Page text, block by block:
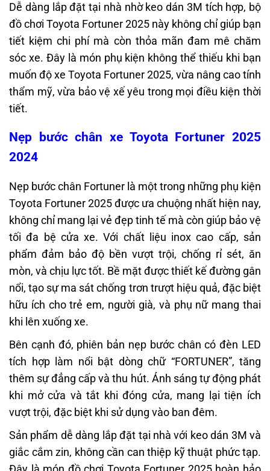
Dễ dàng lắp đặt tại nhà nhờ keo dán 3M tích hợp, bộ
đồ chơi Toyota Fortuner 2025 này không chỉ giúp bạn
tiết kiệm chi phí mà còn thỏa mãn đam mê chăm
sóc xe. Đây là món phụ kiện không thể thiếu khi bạn
muốn độ xe Toyota Fortuner 2025, vừa nâng cao tính
thẩm mỹ, vừa bảo vệ xế yêu trong mọi điều kiện thời
tiết.
Nẹp bước chân xe Toyota Fortuner 2025
2024
Nẹp bước chân Fortuner là một trong những phụ kiện
Toyota Fortuner 2025 được ưa chuộng nhất hiện nay,
không chỉ mang lại vẻ đẹp tinh tế mà còn giúp bảo vệ
tối đa bệ cửa xe. Với chất liệu inox cao cấp, sản
phẩm đảm bảo độ bền vượt trội, chống rỉ sét, ăn
mòn, và chịu lực tốt. Bề mặt được thiết kế đường gân
nổi, tạo sự ma sát chống trơn trượt hiệu quả, đặc biệt
hữu ích cho trẻ em, người già, và phụ nữ mang thai
khi lên xuống xe.
Bên cạnh đó, phiên bản nẹp bước chân có đèn LED
tích hợp làm nổi bật dòng chữ “FORTUNER”, tăng
thêm sự đẳng cấp và thu hút. Ánh sáng tự động phát
khi mở cửa và tắt khi đóng cửa, mang lại tiện ích
vượt trội, đặc biệt khi sử dụng vào ban đêm.
Sản phẩm dễ dàng lắp đặt tại nhà với keo dán 3M và
giắc cắm zin, không cần can thiệp kỹ thuật phức tạp.